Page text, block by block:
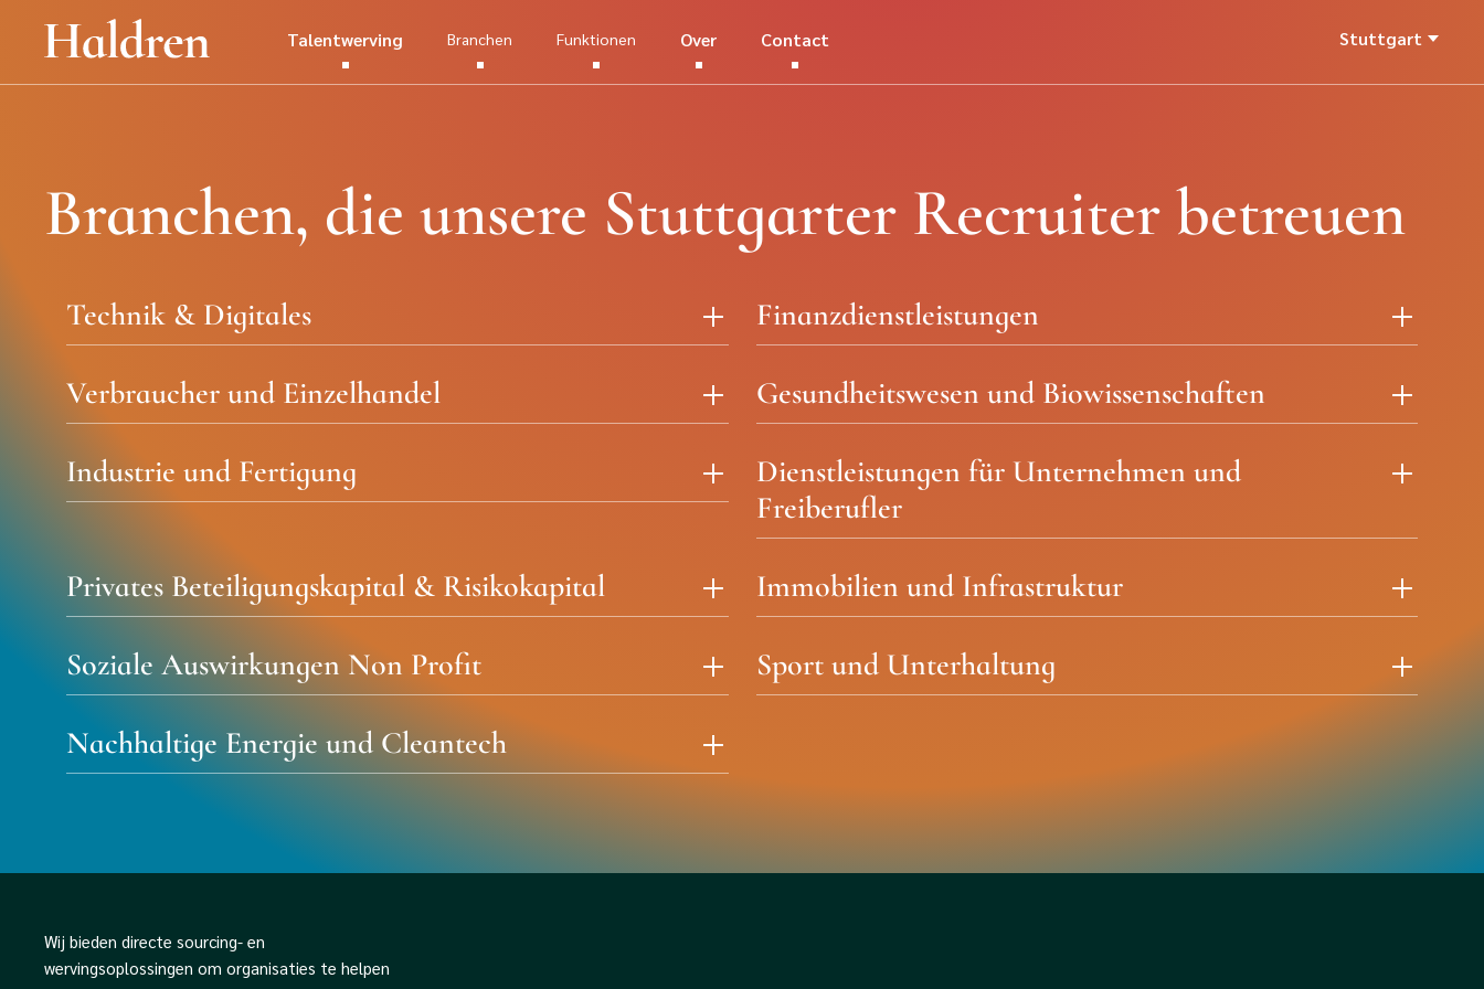
Talentwerving Branchen Funktionen Over Contact Stuttgart
Branchen, die unsere Stuttgarter Recruiter betreuen
Technik & Digitales Finanzdienstleistungen
Verbraucher und Einzelhandel Gesundheitswesen und Biowissenschaften
Industrie und Fertigung
Dienstleistungen für Unternehmen und
Freiberufler
Privates Beteiligungskapital & Risikokapital Immobilien und Infrastruktur
Soziale Auswirkungen Non Profit Sport und Unterhaltung
Nachhaltige Energie und Cleantech
Wij bieden directe sourcing- en
wervingsoplossingen om organisaties te helpen